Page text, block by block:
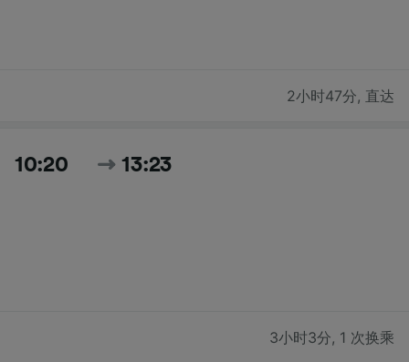
2小时47分, 直达
10:20 13:23
3小时3分, 1 次换乘